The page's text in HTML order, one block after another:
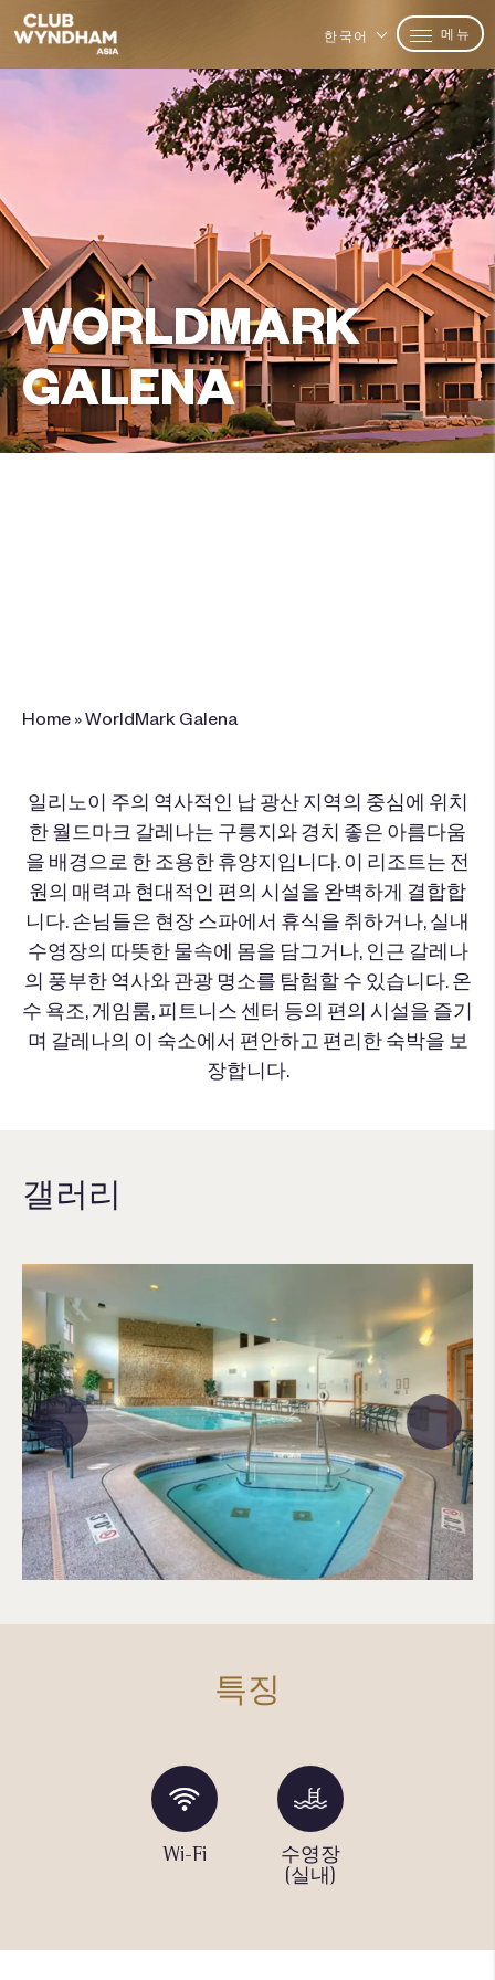
한국어 메뉴
WORLDMARK
GALENA
Home »WorldMark Galena
일리노이 주의 역사적인 납 광산 지역의 중심에 위치
한 월드마크 갈레나는 구릉지와 경치 좋은 아름다움
을 배경으로 한 조용한 휴양지입니다. 이 리조트는 전
원의 매력과 현대적인 편의 시설을 완벽하게 결합합
니다. 손님들은 현장 스파에서 휴식을 취하거나, 실내
수영장의 따뜻한 물속에 몸을 담그거나, 인근 갈레나
의 풍부한 역사와 관광 명소를 탐험할 수 있습니다. 온
수 욕조, 게임룸, 피트니스 센터 등의 편의 시설을 즐기
며 갈레나의 이 숙소에서 편안하고 편리한 숙박을 보
장합니다.
갤러리
특징
Wi-Fi
수영장
(실내)